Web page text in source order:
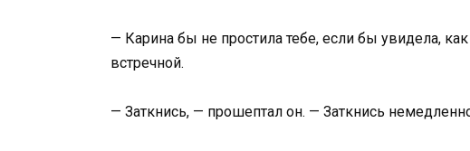
— Карина бы не простила тебе, если бы увидела,
встречной.
— Заткнись, — прошептал он. — Заткнись